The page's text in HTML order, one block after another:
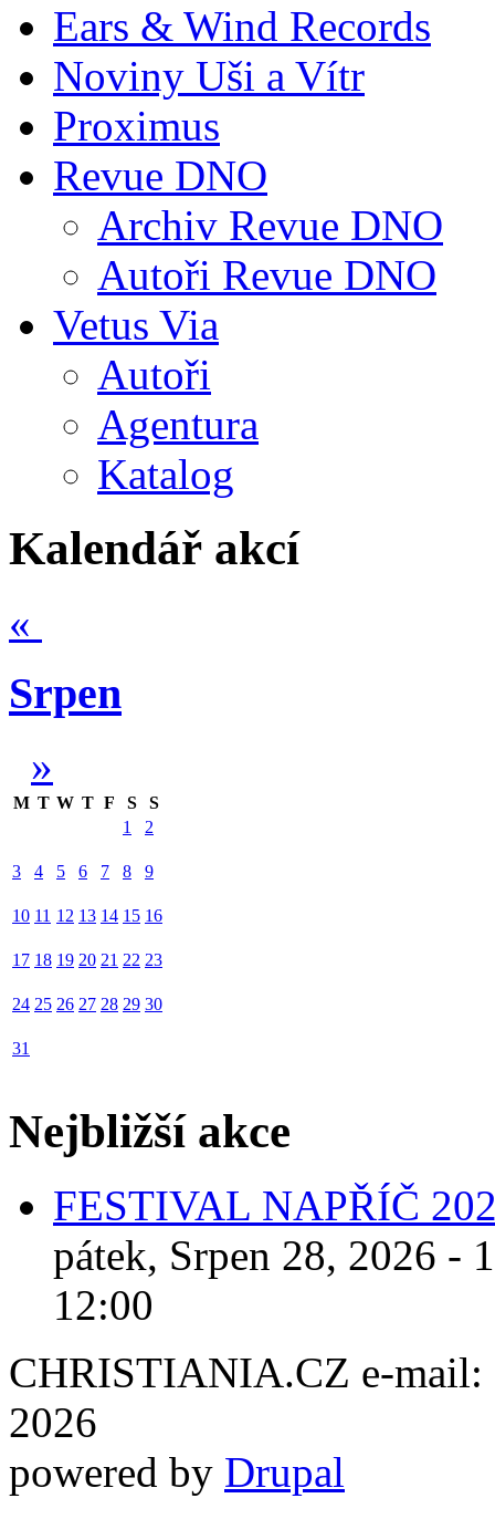
Ears & Wind Records
Noviny Uši a Vítr
Proximus
Revue DNO
Archiv Revue DNO
Autoři Revue DNO
Vetus Via
Autoři
Agentura
Katalog
Kalendář akcí
«
Srpen
»
M T W T F S
S
1
2
3 4 5 6 7 8 9
10 11 12 13 14 15 16
17 18 19 20 21 22 23
24 25 26 27 28 29 30
31
Nejbližší akce
FESTIVAL NAPŘÍČ
pátek, Srpen 28, 2026 -
12:00
CHRISTIANIA.CZ e-mail:
2026
powered by Drupal